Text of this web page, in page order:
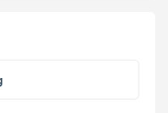
ilişkinAydınlatma
verilerimin belirtilen
ediyorum.